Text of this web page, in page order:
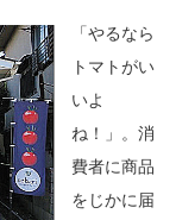
「やるなら
トマトがい
いよ
ね！」。消
費者に商品
をじかに届